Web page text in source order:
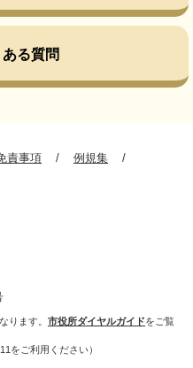
ある質問
責事項 例規集
ります。 市役所ダイヤルガイドをご覧
をご利用ください）